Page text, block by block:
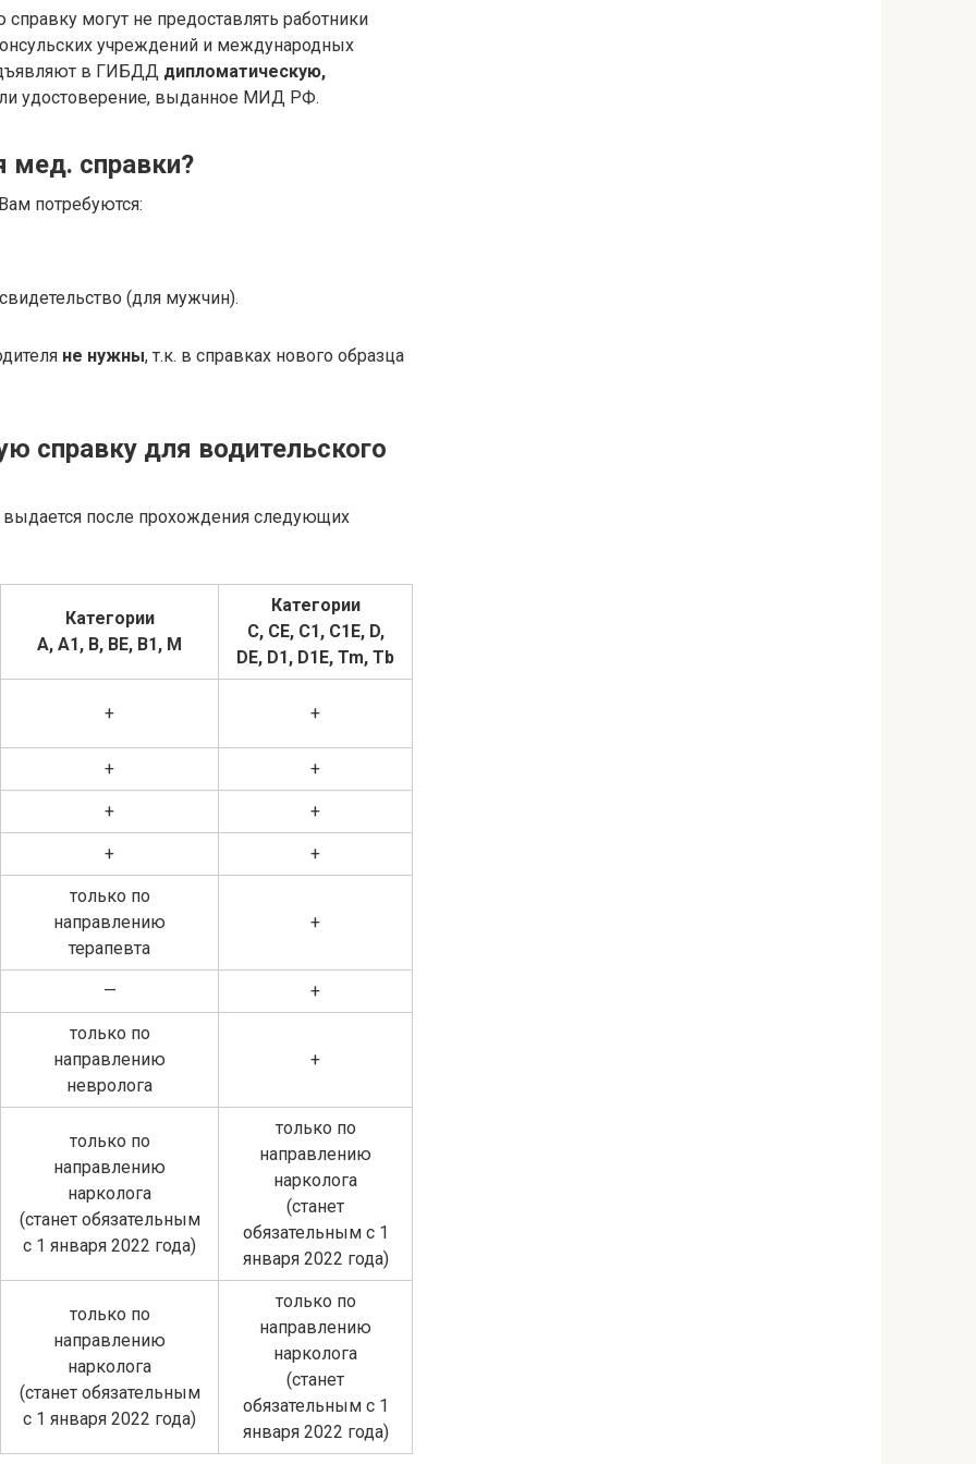
могут не предоставлять работники
учреждений и международных
в ГИБДД дипломатическую,
удостоверение, выданное МИД РФ.
мед. справки?
потребуются:
(для мужчин).
не нужны, т.к. в справках нового образца
справку для водительского
выдается после прохождения следующих
Категории
A, A1, B, BE, B1, M
Категории
С, CE, C1, C1E, D,
DE, D1, D1E, Tm, Тb
+ +
+ +
+ +
+ +
только по
направлению
терапевта
+
— +
только по
направлению
невролога
+
только по
направлению
нарколога
(станет обязательным
с 1 января 2022 года)
только по
направлению
нарколога
(станет
обязательным с 1
января 2022 года)
только по
направлению
нарколога
(станет обязательным
с 1 января 2022 года)
только по
направлению
нарколога
(станет
обязательным с 1
января 2022 года)